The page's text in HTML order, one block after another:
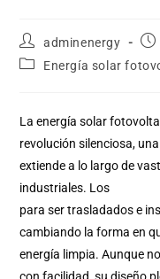
adminenergy
Energía solar
La energía solar
revolución silenciosa,
extiende a lo largo de
industriales. Los
para ser trasladados e
cambiando la forma en
energía limpia. Aunque